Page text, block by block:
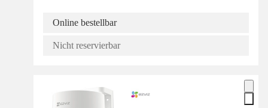
Online bestellbar
Nicht reservierbar